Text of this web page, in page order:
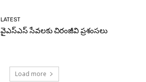
LATEST
వైఎస్ఎస్ సేవలకు చిరంజీవి ప్రశంసలు
Load more